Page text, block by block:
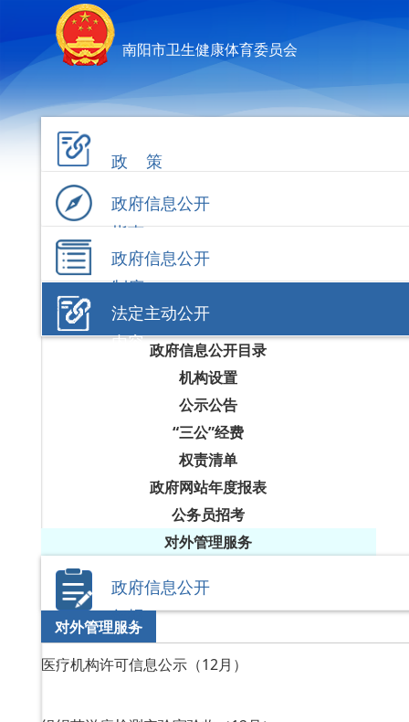
南阳市卫生健康体育委员会
政 策
政府信息公开
指南
政府信息公开
制度
法定主动公开
内容 政府信息公开目录
机构设置
公示公告
“三公”经费
权责清单
政府网站年度报表
公务员招考
对外管理服务
政府信息公开
年报
对外管理服务
医疗机构许可信息公示（12月）